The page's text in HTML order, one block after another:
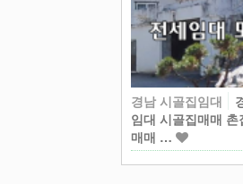
경남 시골집임대
임대 시골집매매
매매 …